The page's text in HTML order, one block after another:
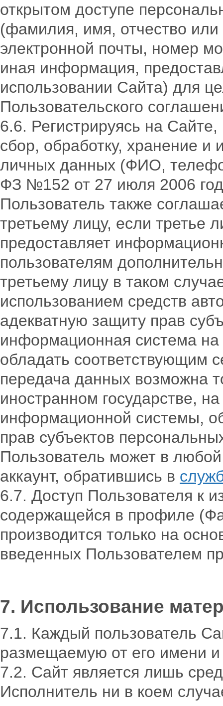
открытом доступе
(фамилия, имя, отчество
электронной почты, номер
иная информация,
использовании Сайта) для
Пользовательского
6.6. Регистрируясь на
сбор, обработку, хранение
личных данных (ФИО,
ФЗ №152 от 27 июля 2006
Пользователь также
третьему лицу, если третье
предоставляет
пользователям
третьему лицу в таком
использованием средств
адекватную защиту прав
информационная система на
обладать соответствующим
передача данных возможна
иностранном государстве,
информационной системы,
прав субъектов
Пользователь может в
аккаунт, обратившись в
6.7. Доступ Пользователя к
содержащейся в профиле
производится только на
введенных Пользователем
7. Использование
7.1. Каждый пользователь
размещаемую от его имени и
7.2. Сайт является лишь
Исполнитель ни в коем